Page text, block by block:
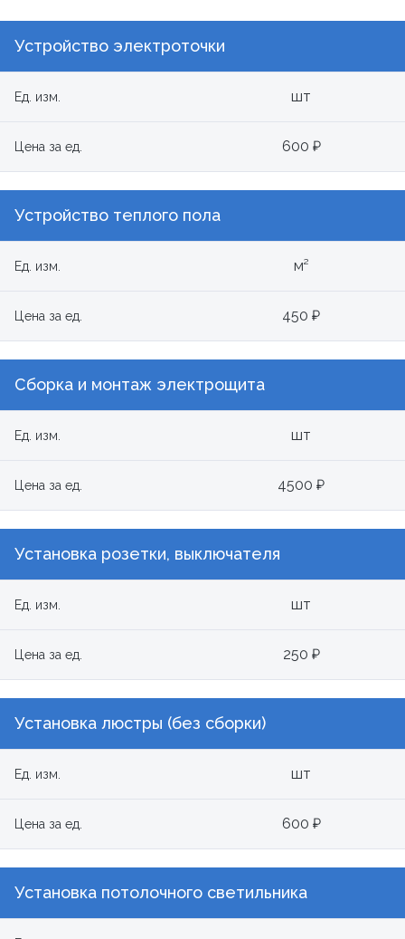
Устройство электроточки
Ед. изм. шт
Цена за ед. 600 ₽
Устройство теплого пола
Ед. изм. м²
Цена за ед. 450 ₽
Сборка и монтаж электрощита
Ед. изм. шт
Цена за ед. 4500 ₽
Установка розетки, выключателя
Ед. изм. шт
Цена за ед. 250 ₽
Установка люстры (без сборки)
Ед. изм. шт
Цена за ед. 600 ₽
Установка потолочного светильника